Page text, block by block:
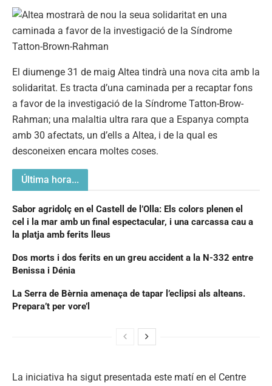
El diumenge 31 de maig Altea tindrà una nova cita amb la
solidaritat. Es tracta d’una caminada per a recaptar fons
a favor de la investigació de la Síndrome Tatton-Brow-
Rahman; una malaltia ultra rara que a Espanya compta
amb 30 afectats, un d’ells a Altea, i de la qual es
desconeixen encara moltes coses.
Última hora...
Sabor agridolç en el Castell de l’Olla: Els colors plenen el
cel i la mar amb un final espectacular, i una carcassa cau a
la platja amb ferits lleus
Dos morts i dos ferits en un greu accident a la N-332 entre
Benissa i Dénia
La Serra de Bèrnia amenaça de tapar l’eclipsi als alteans.
Prepara’t per vore’l
La iniciativa ha sigut presentada este matí en el Centre